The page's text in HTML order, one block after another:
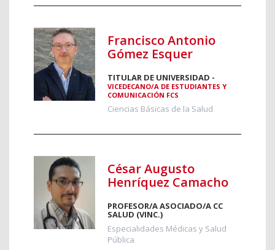
Francisco Antonio
Gómez Esquer
TITULAR DE UNIVERSIDAD -
VICEDECANO/A DE ESTUDIANTES Y
COMUNICACIÓN FCS
Ciencias Básicas de la Salud
César Augusto
Henríquez Camacho
PROFESOR/A ASOCIADO/A CC
SALUD (VINC.)
Especialidades Médicas y Salud
Pública